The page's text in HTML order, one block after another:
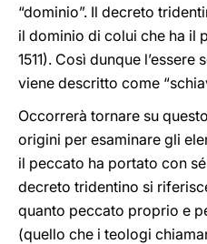
“dominio”. Il decreto
il dominio di colui che ha il
1511). Così dunque
viene descritto come
Occorrerà tornare su
origini per esaminare gli
il peccato ha portato con
decreto tridentino si
quanto peccato proprio e
(quello che i teologi